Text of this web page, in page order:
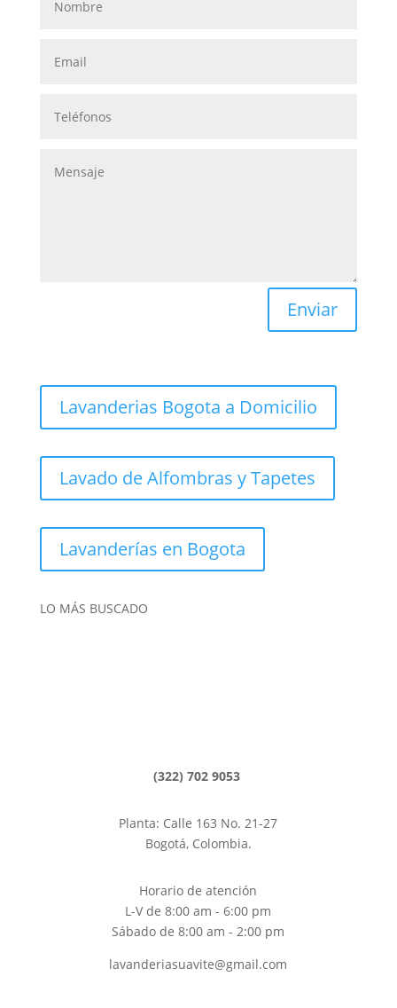
Enviar
Lavanderias Bogota a Domicilio
Lavado de Alfombras y Tapetes
Lavanderías en Bogota
LO MÁS BUSCADO
(322) 702 9053
Planta: Calle 163 No. 21-27
Bogotá, Colombia.
Horario de atención
L-V de 8:00 am - 6:00 pm
Sábado de 8:00 am - 2:00 pm
lavanderiasuavite@gmail.com